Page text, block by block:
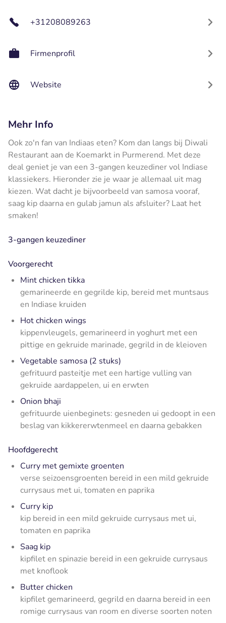
+31208089263
Firmenprofil
Website
Mehr Info
Ook zo'n fan van Indiaas eten? Kom dan langs bij Diwali
Restaurant aan de Koemarkt in Purmerend. Met deze
deal geniet je van een 3-gangen keuzediner vol Indiase
klassiekers. Hieronder zie je waar je allemaal uit mag
kiezen. Wat dacht je bijvoorbeeld van samosa vooraf,
saag kip daarna en gulab jamun als afsluiter? Laat het
smaken!
3-gangen keuzediner
Voorgerecht
Mint chicken tikka
gemarineerde en gegrilde kip, bereid met muntsaus
en Indiase kruiden
Hot chicken wings
kippenvleugels, gemarineerd in yoghurt met een
pittige en gekruide marinade, gegrild in de kleioven
Vegetable samosa (2 stuks)
gefrituurd pasteitje met een hartige vulling van
gekruide aardappelen, ui en erwten
Onion bhaji
gefrituurde uienbeginets: gesneden ui gedoopt in een
beslag van kikkererwtenmeel en daarna gebakken
Hoofdgerecht
Curry met gemixte groenten
verse seizoensgroenten bereid in een mild gekruide
currysaus met ui, tomaten en paprika
Curry kip
kip bereid in een mild gekruide currysaus met ui,
tomaten en paprika
Saag kip
kipfilet en spinazie bereid in een gekruide currysaus
met knoflook
Butter chicken
kipfilet gemarineerd, gegrild en daarna bereid in een
romige currysaus van room en diverse soorten noten